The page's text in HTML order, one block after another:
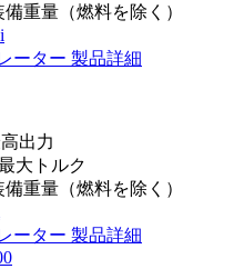
備重量（燃料を除く）
i
ーター 製品詳細
出力
大トルク
備重量（燃料を除く）
ーター 製品詳細